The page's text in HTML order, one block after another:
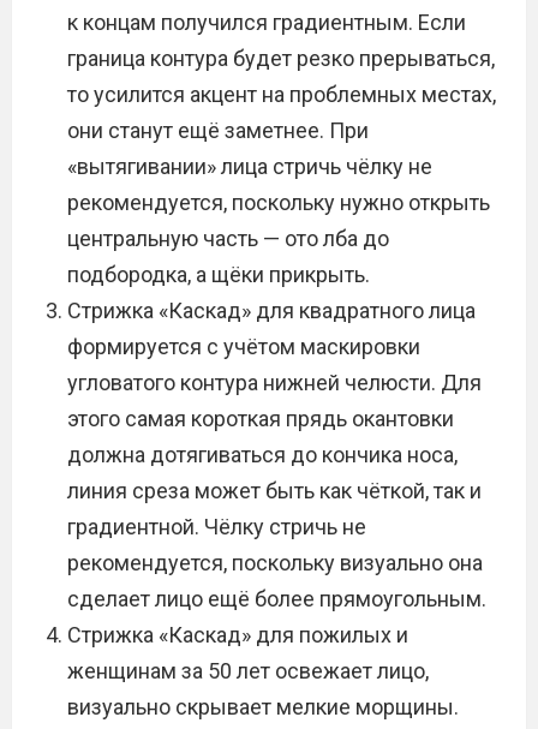
к концам получился градиентным. Если
граница контура будет резко прерываться,
то усилится акцент на проблемных местах,
они станут ещё заметнее. При
«вытягивании» лица стричь чёлку не
рекомендуется, поскольку нужно открыть
центральную часть — ото лба до
подбородка, а щёки прикрыть.
Стрижка «Каскад» для квадратного лица
формируется с учётом маскировки
угловатого контура нижней челюсти. Для
этого самая короткая прядь окантовки
должна дотягиваться до кончика носа,
линия среза может быть как чёткой, так и
градиентной. Чёлку стричь не
рекомендуется, поскольку визуально она
сделает лицо ещё более прямоугольным.
Стрижка «Каскад» для пожилых и
женщинам за 50 лет освежает лицо,
визуально скрывает мелкие морщины.